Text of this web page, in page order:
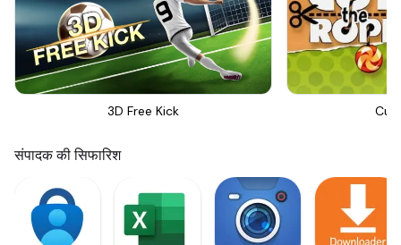
3D Free Kick Cut
संपादक की सिफारिश